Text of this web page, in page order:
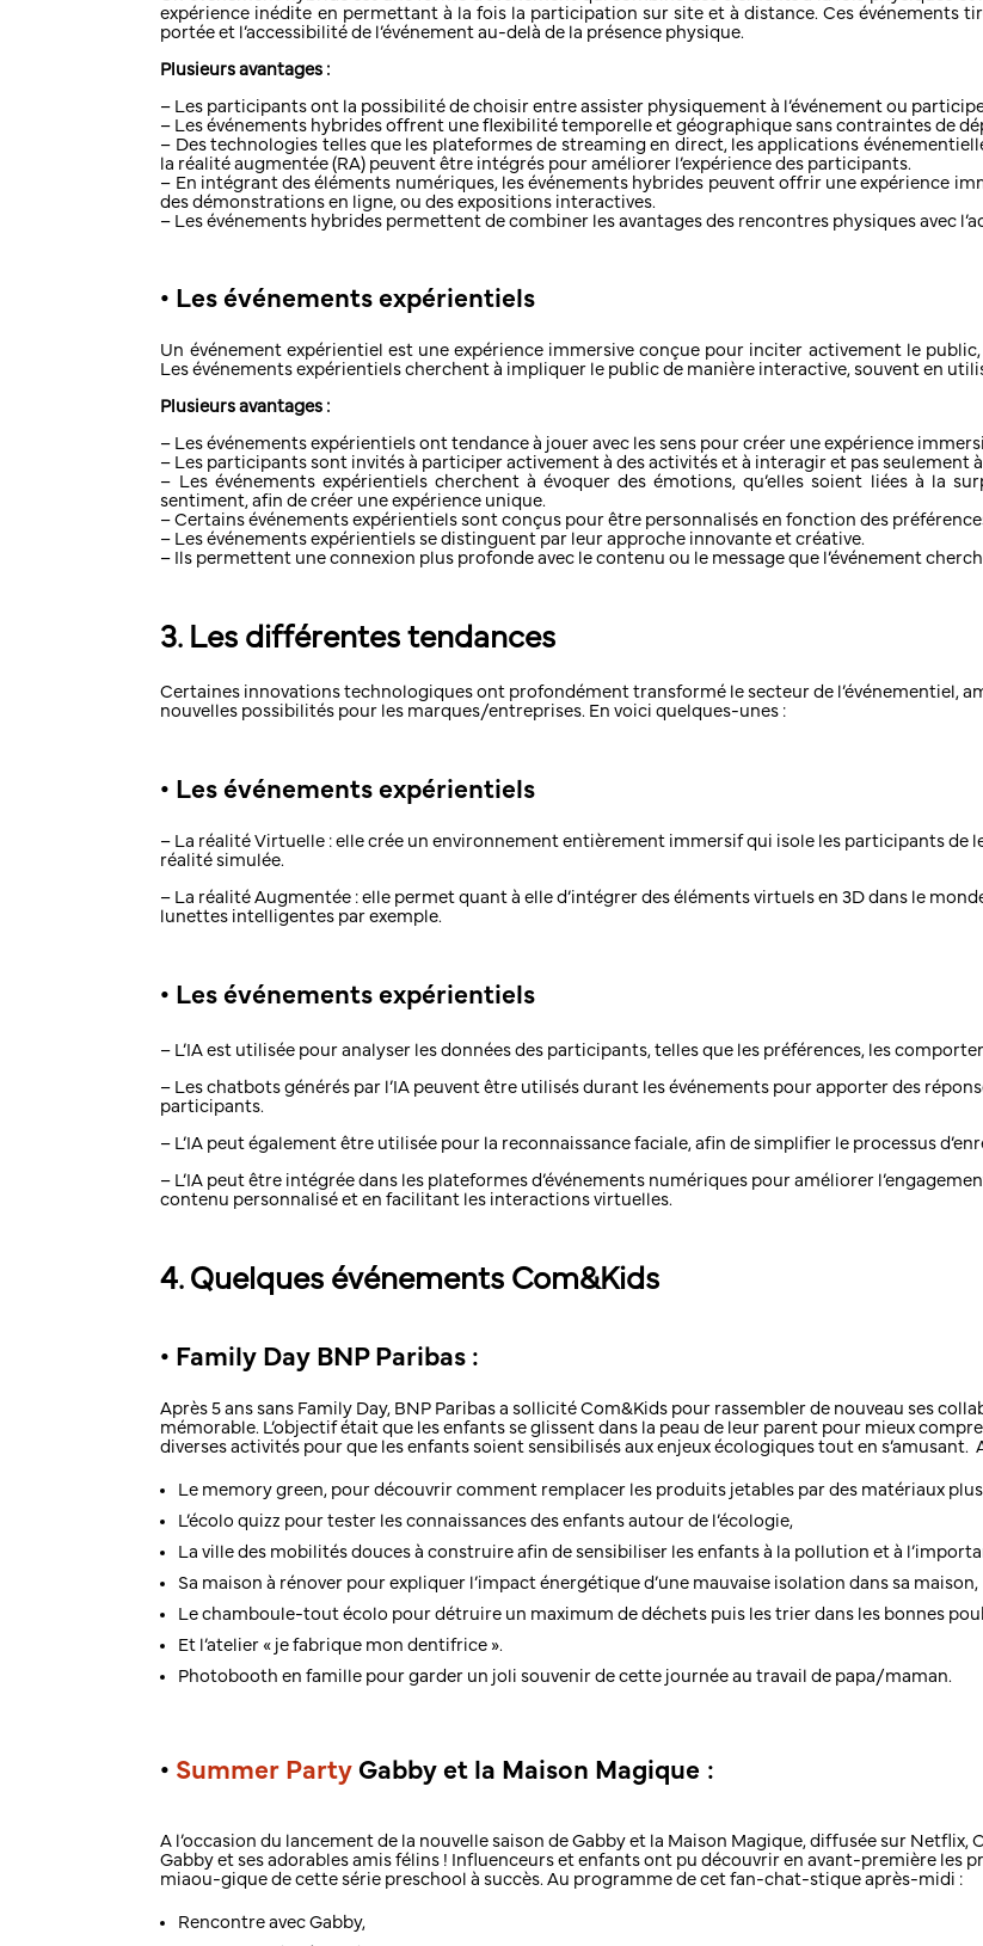
expérience inédite en permettant à la fois la participation sur site et à distance. Ces événements
portée et l’accessibilité de l’événement au-delà de la présence physique.
Plusieurs avantages :
– Les participants ont la possibilité de choisir entre assister physiquement à l’événement ou
– Les événements hybrides offrent une flexibilité temporelle et géographique sans contraintes de
– Des technologies telles que les plateformes de streaming en direct, les applications
la réalité augmentée (RA) peuvent être intégrés pour améliorer l’expérience des participants.
– En intégrant des éléments numériques, les événements hybrides peuvent offrir une expérience
des démonstrations en ligne, ou des expositions interactives.
– Les événements hybrides permettent de combiner les avantages des rencontres physiques avec
• Les événements expérientiels
Un événement expérientiel est une expérience immersive conçue pour inciter activement le
Les événements expérientiels cherchent à impliquer le public de manière interactive, souvent en
Plusieurs avantages :
– Les événements expérientiels ont tendance à jouer avec les sens pour créer une expérience
– Les participants sont invités à participer activement à des activités et à interagir et pas seulement
– Les événements expérientiels cherchent à évoquer des émotions, qu’elles soient liées à la
sentiment, afin de créer une expérience unique.
– Certains événements expérientiels sont conçus pour être personnalisés en fonction des
– Les événements expérientiels se distinguent par leur approche innovante et créative.
– Ils permettent une connexion plus profonde avec le contenu ou le message que l’événement
3. Les différentes tendances
Certaines innovations technologiques ont profondément transformé le secteur de l’événementiel,
nouvelles possibilités pour les marques/entreprises. En voici quelques-unes :
• Les événements expérientiels
– La réalité Virtuelle : elle crée un environnement entièrement immersif qui isole les participants de
réalité simulée.
– La réalité Augmentée : elle permet quant à elle d’intégrer des éléments virtuels en 3D dans le
lunettes intelligentes par exemple.
• Les événements expérientiels
– L’IA est utilisée pour analyser les données des participants, telles que les préférences, les
– Les chatbots générés par l’IA peuvent être utilisés durant les événements pour apporter des
participants.
– L’IA peut également être utilisée pour la reconnaissance faciale, afin de simplifier le processus
– L’IA peut être intégrée dans les plateformes d’événements numériques pour améliorer
contenu personnalisé et en facilitant les interactions virtuelles.
4. Quelques événements Com&Kids
• Family Day BNP Paribas :
Après 5 ans sans Family Day, BNP Paribas a sollicité Com&Kids pour rassembler de nouveau ses
mémorable. L’objectif était que les enfants se glissent dans la peau de leur parent pour mieux
diverses activités pour que les enfants soient sensibilisés aux enjeux écologiques tout en
Le memory green, pour découvrir comment remplacer les produits jetables par des matériaux
L’écolo quizz pour tester les connaissances des enfants autour de l’écologie,
La ville des mobilités douces à construire afin de sensibiliser les enfants à la pollution et à
Sa maison à rénover pour expliquer l’impact énergétique d’une mauvaise isolation dans sa maison,
Le chamboule-tout écolo pour détruire un maximum de déchets puis les trier dans les bonnes
Et l’atelier « je fabrique mon dentifrice ».
Photobooth en famille pour garder un joli souvenir de cette journée au travail de papa/maman.
• Summer Party Gabby et la Maison Magique :
A l’occasion du lancement de la nouvelle saison de Gabby et la Maison Magique, diffusée sur
Gabby et ses adorables amis félins ! Influenceurs et enfants ont pu découvrir en avant-première les
miaou-gique de cette série preschool à succès. Au programme de cet fan-chat-stique après-midi :
Rencontre avec Gabby,